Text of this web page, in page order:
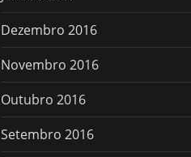
Dezembro 2016
Novembro 2016
Outubro 2016
Setembro 2016